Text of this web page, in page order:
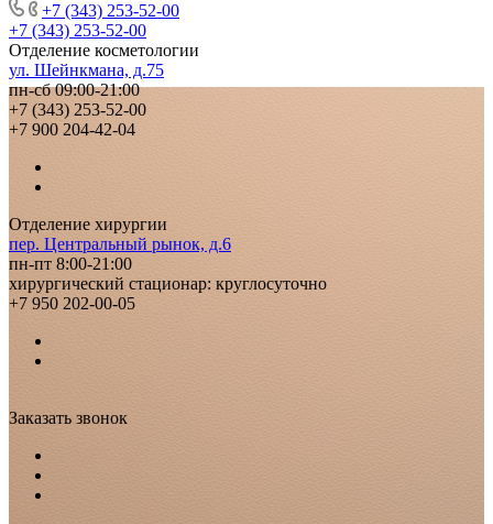
+7 (343) 253-52-00
+7 (343) 253-52-00
Отделение косметологии
ул. Шейнкмана, д.75
пн-сб 09:00-21:00
+7 (343) 253-52-00
+7 900 204-42-04
Отделение хирургии
пер. Центральный рынок, д.6
пн-пт 8:00-21:00
хирургический стационар: круглосуточно
+7 950 202-00-05
Заказать звонок